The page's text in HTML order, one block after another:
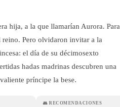
hija, a la que llamarían Aurora. Para
reino. Pero olvidaron invitar a la
el día de su décimosexto
hadas madrinas descubren una
príncipe la bese.
👥 RECOMENDACIONES